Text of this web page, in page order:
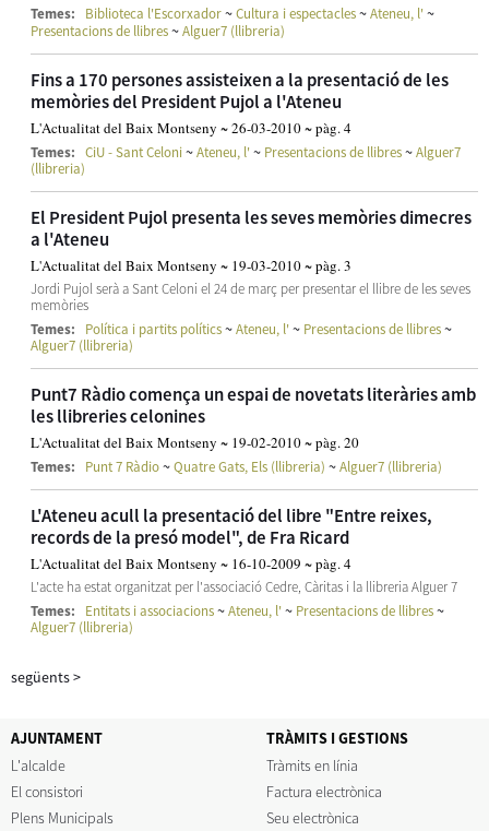
Temes: Biblioteca l'Escorxador~Cultura i espectacles~Ateneu, l'~
Presentacions de llibres~Alguer7 (llibreria)
Fins a 170 persones assisteixen a la presentació de les
memòries del President Pujol a l'Ateneu
L'Actualitat del Baix Montseny ~ 26-03-2010 ~ pàg. 4
Temes: CiU - Sant Celoni~Ateneu, l'~ Presentacions de llibres~Alguer7
(llibreria)
El President Pujol presenta les seves memòries dimecres
a l'Ateneu
L'Actualitat del Baix Montseny ~ 19-03-2010 ~ pàg. 3
Jordi Pujol serà a Sant Celoni el 24 de març per presentar el llibre de les seves
memòries
Temes:
Política i partits polítics~Ateneu, l'~ Presentacions de llibres~
Alguer7 (llibreria)
Punt7 Ràdio comença un espai de novetats literàries amb
les llibreries celonines
L'Actualitat del Baix Montseny ~ 19-02-2010 ~ pàg. 20
Temes: Punt 7 Ràdio~Quatre Gats, Els (llibreria) ~Alguer7 (llibreria)
L'Ateneu acull la presentació del libre "Entre reixes,
records de la presó model", de Fra Ricard
L'Actualitat del Baix Montseny ~ 16-10-2009 ~ pàg. 4
L'acte ha estat organitzat per l'associació Cedre, Càritas i la llibreria Alguer 7
Temes:
Entitats i associacions~Ateneu, l'~ Presentacions de llibres~
Alguer7 (llibreria)
següents>
AJUNTAMENT
L'alcalde
El consistori
Plens Municipals
TRÀMITS I GESTIONS
Tràmits en línia
Factura electrònica
Seu electrònica